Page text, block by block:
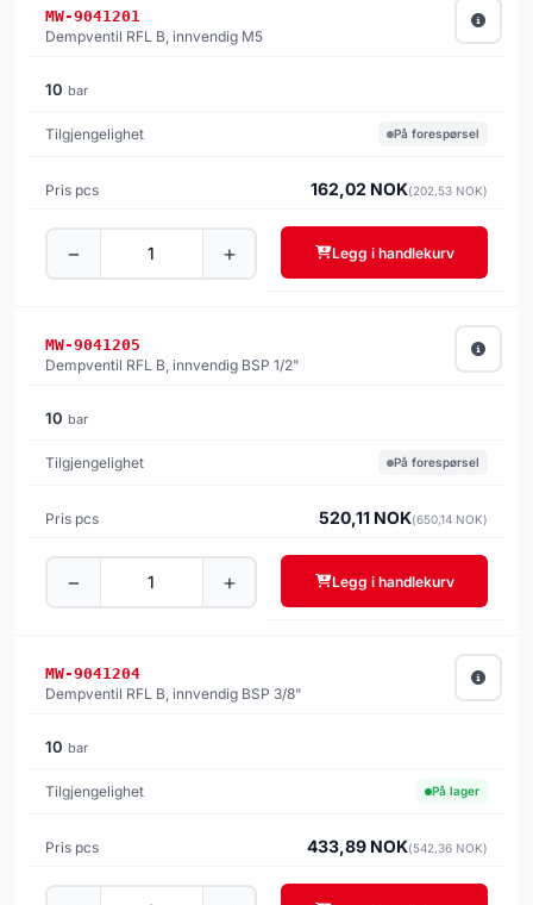
MW-9041201
Dempventil RFL B, innvendig M5
10 bar
På forespørsel
162,02 NOK(202,53 NOK)
− + Legg i handlekurv
MW-9041205
Dempventil RFL B, innvendig BSP 1/2"
10 bar
På forespørsel
520,11 NOK(650,14 NOK)
− + Legg i handlekurv
MW-9041204
Dempventil RFL B, innvendig BSP 3/8"
10 bar
På lager
433,89 NOK(542,36 NOK)